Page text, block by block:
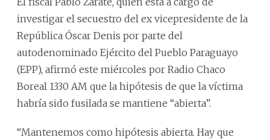
investigar el secuestro del ex vicepresidente de la
República Óscar Denis por parte del
autodenominado Ejército del Pueblo Paraguayo
(EPP), afirmó este miércoles por Radio Chaco
Boreal 1330 AM que la hipótesis de que la víctima
habría sido fusilada se mantiene “abierta”.
“Mantenemos como hipótesis abierta. Hay que